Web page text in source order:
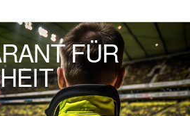
FÜR